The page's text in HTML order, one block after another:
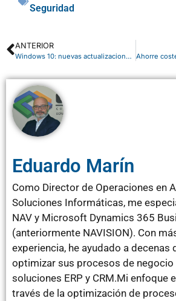
Seguridad
ANTERIOR
Windows 10: nuevas actualizaciones en 2017
Eduardo Marín
Como Director de Operaciones en
Soluciones Informáticas, me
NAV y Microsoft Dynamics 365
(anteriormente NAVISION). Con
experiencia, he ayudado a decenas
optimizar sus procesos de
soluciones ERP y CRM.Mi enfoque
través de la optimización de